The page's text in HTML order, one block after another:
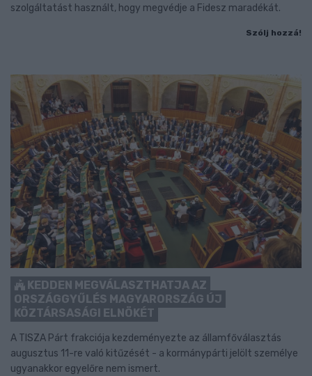
szolgáltatást használt, hogy megvédje a Fidesz maradékát.
Szólj hozzá!
KEDDEN MEGVÁLASZTHATJA AZ
ORSZÁGGYŰLÉS MAGYARORSZÁG ÚJ
KÖZTÁRSASÁGI ELNÖKÉT
A TISZA Párt frakciója kezdeményezte az államfőválasztás
augusztus 11-re való kitűzését - a kormánypárti jelölt személye
ugyanakkor egyelőre nem ismert.